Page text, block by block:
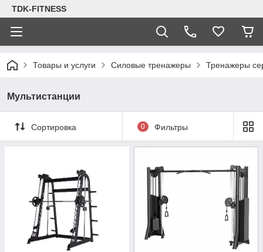
TDK-FITNESS
Товары и услуги Силовые тренажеры Тренажеры
Мультистанции
Сортировка 0 Фильтры